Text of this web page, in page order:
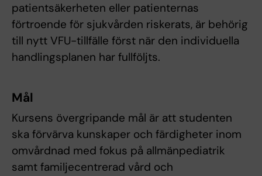
patientsäkerheten eller patienternas
förtroende för sjukvården riskerats, är behörig
till nytt VFU-tillfälle först när den individuella
handlingsplanen har fullföljts.
Mål
Kursens övergripande mål är att studenten
ska förvärva kunskaper och färdigheter inom
omvårdnad med fokus på allmänpediatrik
samt familjecentrerad vård och